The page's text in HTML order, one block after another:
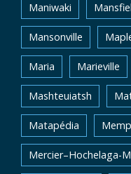
Maniwaki
Mansonville
Maria Marieville
Mashteuiatsh
Matapédia
Mercier–Hochelaga-